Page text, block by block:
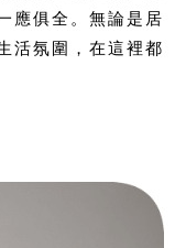
應俱全。無論是居
活氛圍，在這裡都